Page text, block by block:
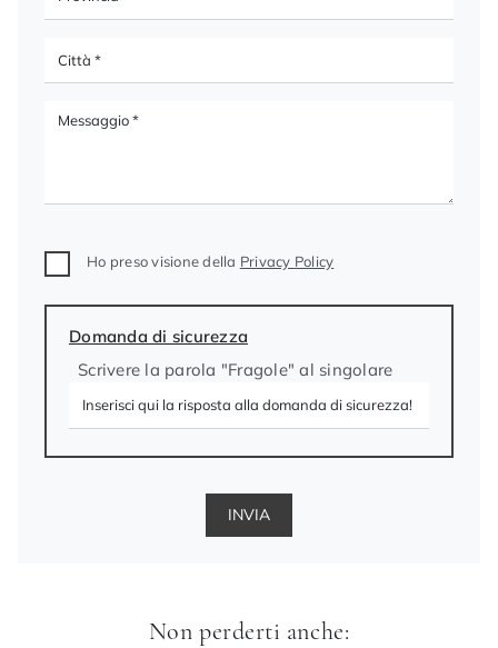
Ho preso visione della Privacy Policy
Domanda di sicurezza
Scrivere la parola "Fragole" al singolare
INVIA
Non perderti anche: